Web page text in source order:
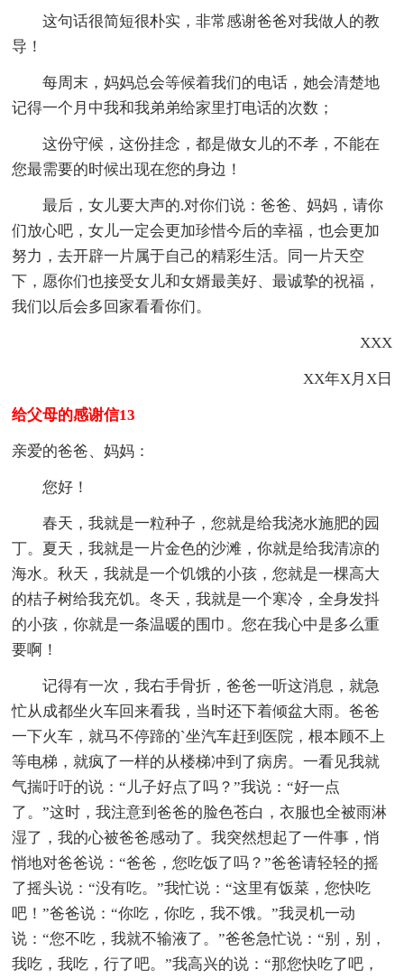
这句话很简短很朴实，非常感谢爸爸对我做人的教
导！
每周末，妈妈总会等候着我们的电话，她会清楚地
记得一个月中我和我弟弟给家里打电话的次数；
这份守候，这份挂念，都是做女儿的不孝，不能在
您最需要的时候出现在您的身边！
最后，女儿要大声的.对你们说：爸爸、妈妈，请你
们放心吧，女儿一定会更加珍惜今后的幸福，也会更加
努力，去开辟一片属于自己的精彩生活。同一片天空
下，愿你们也接受女儿和女婿最美好、最诚挚的祝福，
我们以后会多回家看看你们。
XXX
XX年X月X日
给父母的感谢信13
亲爱的爸爸、妈妈：
您好！
春天，我就是一粒种子，您就是给我浇水施肥的园
丁。夏天，我就是一片金色的沙滩，你就是给我清凉的
海水。秋天，我就是一个饥饿的小孩，您就是一棵高大
的桔子树给我充饥。冬天，我就是一个寒冷，全身发抖
的小孩，你就是一条温暖的围巾。您在我心中是多么重
要啊！
记得有一次，我右手骨折，爸爸一听这消息，就急
忙从成都坐火车回来看我，当时还下着倾盆大雨。爸爸
一下火车，就马不停蹄的`坐汽车赶到医院，根本顾不上
等电梯，就疯了一样的从楼梯冲到了病房。一看见我就
气揣吁吁的说：“儿子好点了吗？”我说：“好一点
了。”这时，我注意到爸爸的脸色苍白，衣服也全被雨淋
湿了，我的心被爸爸感动了。我突然想起了一件事，悄
悄地对爸爸说：“爸爸，您吃饭了吗？”爸爸请轻轻的摇
了摇头说：“没有吃。”我忙说：“这里有饭菜，您快吃
吧！”爸爸说：“你吃，你吃，我不饿。”我灵机一动
说：“您不吃，我就不输液了。”爸爸急忙说：“别，别，
我吃，我吃，行了吧。”我高兴的说：“那您快吃了吧，